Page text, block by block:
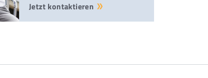
Jetzt kontaktieren